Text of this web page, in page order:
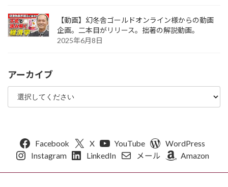
【動画】幻冬舎ゴールドオンライン様からの動画
企画。二本目がリリース。拙著の解説動画。
2025年6月8日
アーカイブ
Facebook X YouTube
WordPress
Instagram
LinkedIn メール Amazon